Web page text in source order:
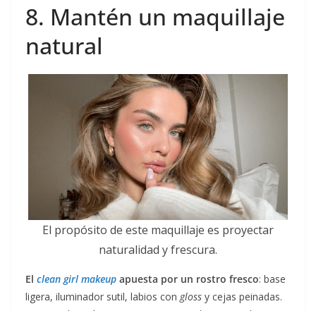
8. Mantén un maquillaje
natural
El propósito de este maquillaje es proyectar
naturalidad y frescura.
El clean girl makeup apuesta por un rostro fresco: base
ligera, iluminador sutil, labios con gloss y cejas peinadas.